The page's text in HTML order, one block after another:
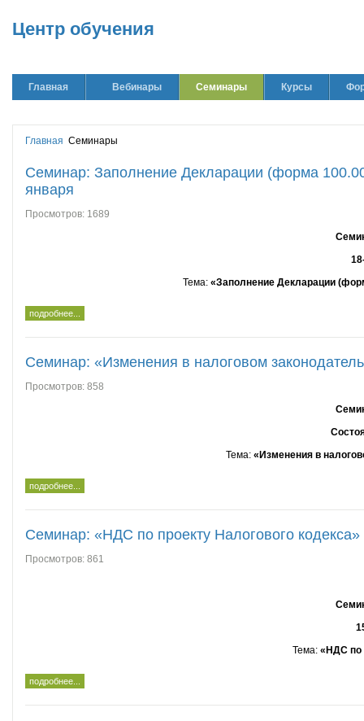
Центр обучения
Главная Вебинары Семинары Курсы
Главная Семинары
Семинар: Заполнение Декларации (форма
января
Просмотров: 1689
Тема: «Заполнение Декларации
подробнее...
Семинар: «Изменения в налоговом
Просмотров: 858
Тема: «Изменения в
подробнее...
Семинар: «НДС по проекту Налогового кодекса»
Просмотров: 861
Тема: «НДС по
подробнее...